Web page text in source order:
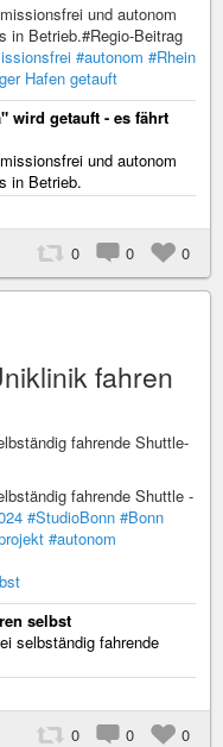
und autonom
in Betrieb.#Regio-Beitrag
#autonom #Rhein
Hafen getauft
wird getauft - es fährt
und autonom
in Betrieb.
0 0 0
fahren
fahrende Shuttle-
fahrende Shuttle -
#StudioBonn #Bonn
#autonom
selbst
selbständig fahrende
0 0 0